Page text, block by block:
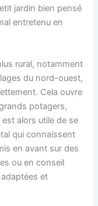
jardin bien pensé
entretenu en
rural, notamment
du nord-ouest,
Cela ouvre
potagers,
alors utile de se
qui connaissent
en avant sur des
ou en conseil
et